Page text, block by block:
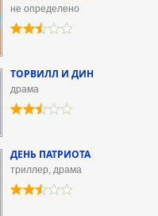
не определено
ТОРВИЛЛ И ДИН
драма
ДЕНЬ ПАТРИОТА
триллер, драма